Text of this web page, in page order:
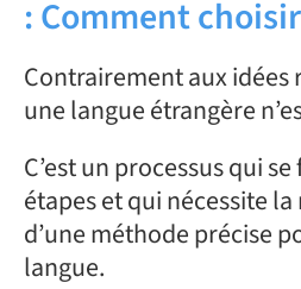
: Comment
Contrairement aux idées
une langue étrangère
C’est un processus qui
étapes et qui nécessite
d’une méthode précise
langue.